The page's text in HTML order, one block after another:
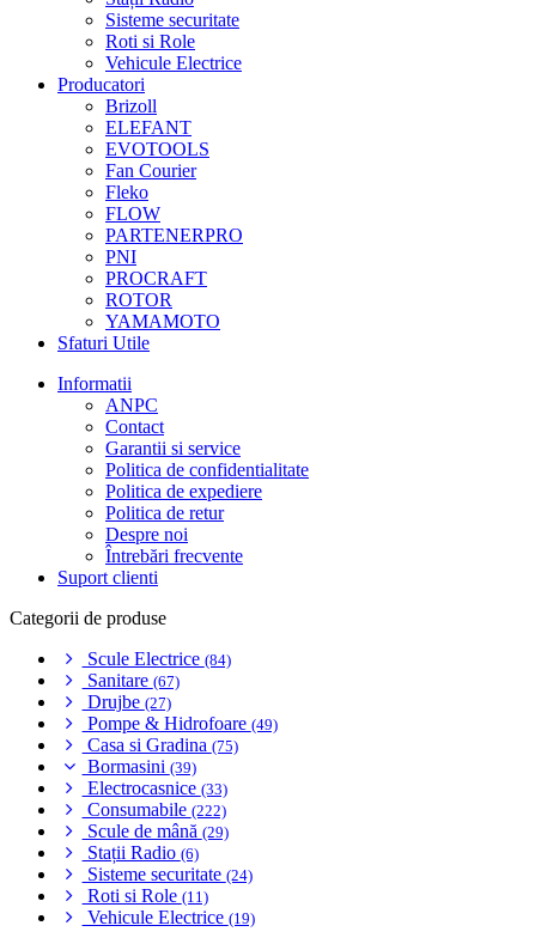
Sisteme securitate
Roti si Role
Vehicule Electrice
Producatori
Brizoll
ELEFANT
EVOTOOLS
Fan Courier
Fleko
FLOW
PARTENERPRO
PNI
PROCRAFT
ROTOR
YAMAMOTO
Sfaturi Utile
Informatii
ANPC
Contact
Garantii si service
Politica de confidentialitate
Politica de expediere
Politica de retur
Despre noi
Întrebări frecvente
Suport clienti
Categorii de produse
Scule Electrice (84)
Sanitare (67)
Drujbe (27)
Pompe & Hidrofoare (49)
Casa si Gradina (75)
Bormasini (39)
Electrocasnice (33)
Consumabile (222)
Scule de mână (29)
Stații Radio (6)
Sisteme securitate (24)
Roti si Role (11)
Vehicule Electrice (19)